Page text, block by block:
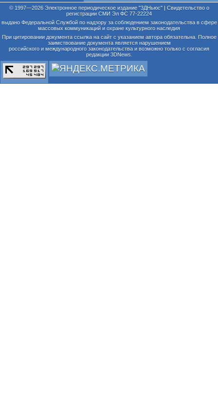
© 1997—2026 Электронное периодическое издание "3ДНьюс" | Свидетельство о
регистрации СМИ Эл ФС 77-22224
выдано Федеральной Службой по надзору за соблюдением законодательства в сфере
массовых коммуникаций и охране культурного наследия
При цитировании документа ссылка на сайт с указанием автора обязательна. Полное
заимствование документа является нарушением
российского и международного законодательства и возможно только с согласия
редакции 3DNews.